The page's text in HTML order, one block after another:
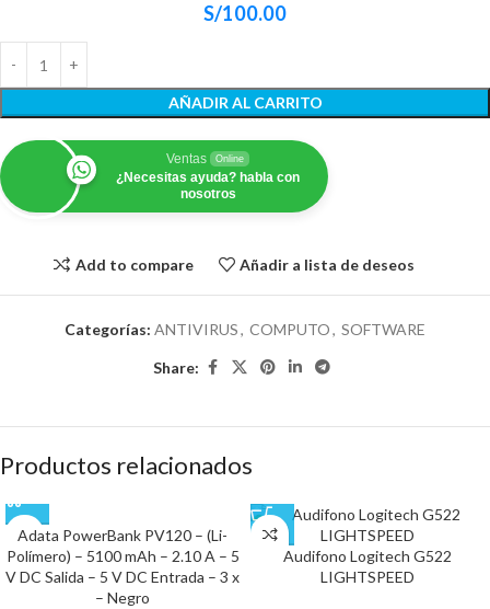
S/100.00
AÑADIR AL CARRITO
Ventas Online
¿Necesitas ayuda? habla con
nosotros
Add to compare Añadir a lista de deseos
Categorías: ANTIVIRUS, COMPUTO, SOFTWARE
Share:
Productos relacionados
Adata PowerBank PV120 – (Li-
Polímero) – 5100 mAh – 2.10 A – 5
V DC Salida – 5 V DC Entrada – 3 x
– Negro
Audifono Logitech G522
LIGHTSPEED